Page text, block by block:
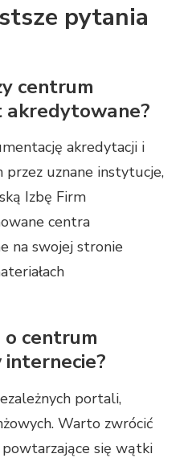
pytania
centrum
akredytowane?
akredytacji i
uznane instytucje,
Izbę Firm
centra
na swojej stronie
o centrum
portali,
Warto zwrócić
się wątki